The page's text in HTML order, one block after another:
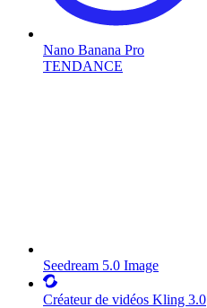
Nano Banana Pro
TENDANCE
Seedream 5.0 Image
Créateur de vidéos Kling 3.0